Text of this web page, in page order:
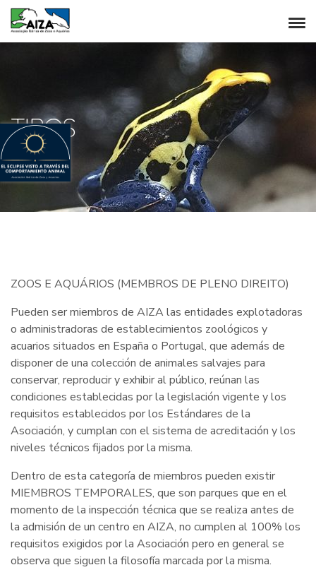
TIPOS
ZOOS E AQUÁRIOS (MEMBROS DE PLENO DIREITO)
Pueden ser miembros de AIZA las entidades explotadoras
o administradoras de establecimientos zoológicos y
acuarios situados en España o Portugal, que además de
disponer de una colección de animales salvajes para
conservar, reproducir y exhibir al público, reúnan las
condiciones establecidas por la legislación vigente y los
requisitos establecidos por los Estándares de la
Asociación, y cumplan con el sistema de acreditación y los
niveles técnicos fijados por la misma.
Dentro de esta categoría de miembros pueden existir
MIEMBROS TEMPORALES, que son parques que en el
momento de la inspección técnica que se realiza antes de
la admisión de un centro en AIZA, no cumplen al 100% los
requisitos exigidos por la Asociación pero en general se
observa que siguen la filosofía marcada por la misma.